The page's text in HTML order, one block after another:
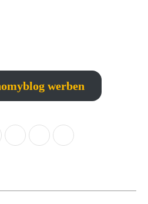
werben